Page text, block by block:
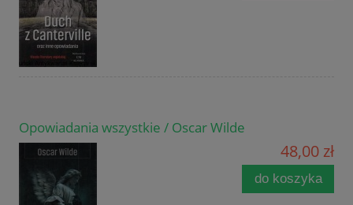
Opowiadania wszystkie / Oscar Wilde
48,00 zł
do koszyka